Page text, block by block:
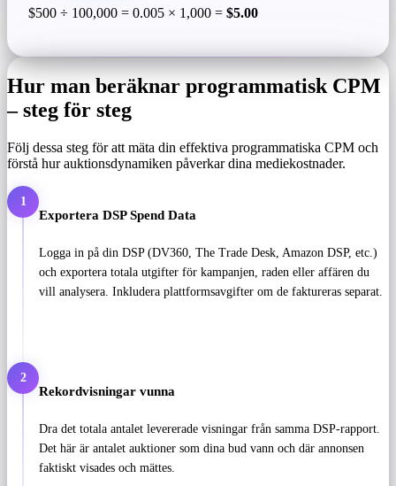
$500 ÷ 100,000 = 0.005 × 1,000 = $5.00
Hur man beräknar programmatisk CPM
– steg för steg
Följ dessa steg för att mäta din effektiva programmatiska CPM och
förstå hur auktionsdynamiken påverkar dina mediekostnader.
1
Exportera DSP Spend Data
Logga in på din DSP (DV360, The Trade Desk, Amazon DSP, etc.)
och exportera totala utgifter för kampanjen, raden eller affären du
vill analysera. Inkludera plattformsavgifter om de faktureras separat.
2
Rekordvisningar vunna
Dra det totala antalet levererade visningar från samma DSP-rapport.
Det här är antalet auktioner som dina bud vann och där annonsen
faktiskt visades och mättes.